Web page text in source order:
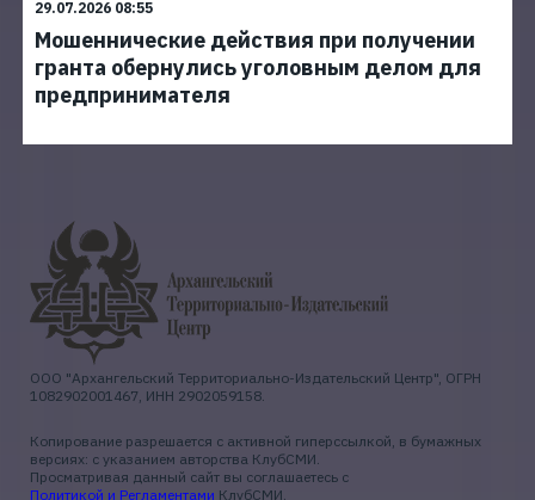
29.07.2026 08:55
Мошеннические действия при получении
гранта обернулись уголовным делом для
предпринимателя
ООО "Архангельский Территориально-Издательский Центр", ОГРН
1082902001467, ИНН 2902059158.
Копирование разрешается с активной гиперссылкой, в бумажных
версиях: с указанием авторства КлубСМИ.
Просматривая данный сайт вы соглашаетесь с
Политикой и Регламентами КлубСМИ.